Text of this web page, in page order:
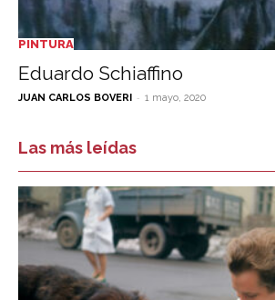
PINTURA
Eduardo Schiaffino
JUAN CARLOS BOVERI - 1 mayo, 2020
Las más leídas